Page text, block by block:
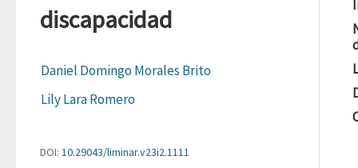
discapacidad
Daniel Domingo Morales Brito
Lily Lara Romero
DOI: 10.29043/liminar.v23i2.1111